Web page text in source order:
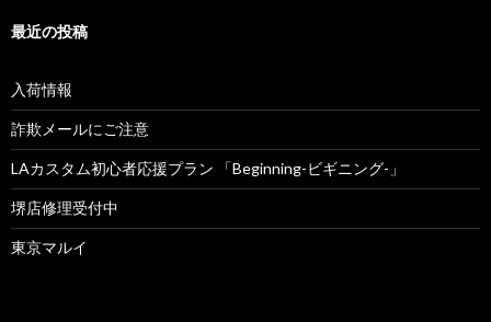
最近の投稿
入荷情報
詐欺メールにご注意
LAカスタム初心者応援プラン 「Beginning-ビギニング-」
堺店修理受付中
東京マルイ